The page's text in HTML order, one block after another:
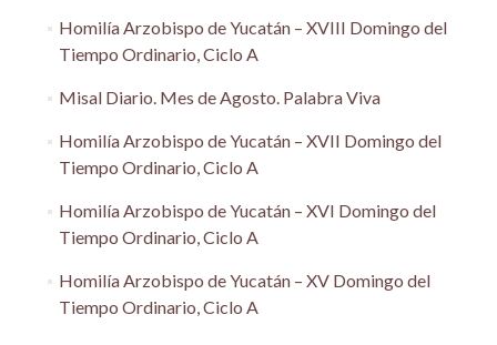
Homilía Arzobispo de Yucatán – XVIII Domingo del
Tiempo Ordinario, Ciclo A
Misal Diario. Mes de Agosto. Palabra Viva
Homilía Arzobispo de Yucatán – XVII Domingo del
Tiempo Ordinario, Ciclo A
Homilía Arzobispo de Yucatán – XVI Domingo del
Tiempo Ordinario, Ciclo A
Homilía Arzobispo de Yucatán – XV Domingo del
Tiempo Ordinario, Ciclo A